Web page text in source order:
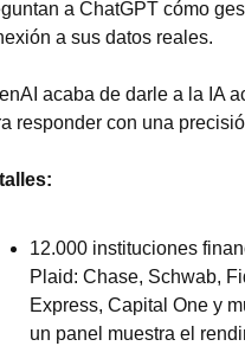
a ChatGPT cómo
a sus datos reales.
acaba de darle a la IA
responder con una
12.000 instituciones
Plaid: Chase, Schwab,
Express, Capital One y
un panel muestra el